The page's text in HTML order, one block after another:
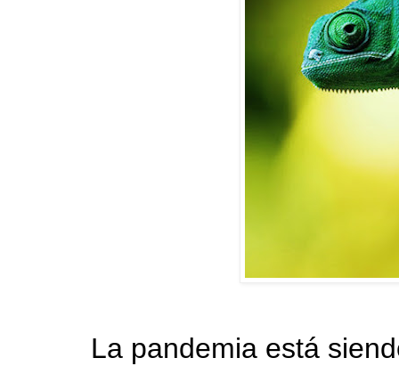
La pandemia está